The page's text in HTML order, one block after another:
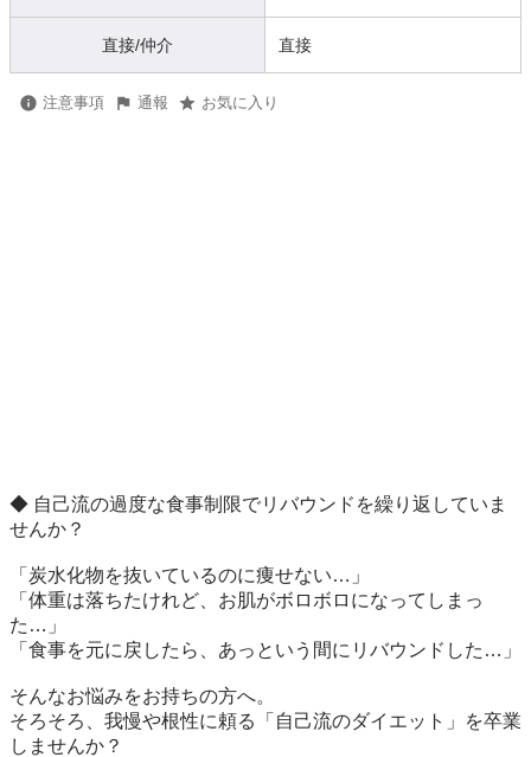
直接/仲介 直接
注意事項 通報 お気に入り
◆ 自己流の過度な食事制限でリバウンドを繰り返していま
せんか？
「炭水化物を抜いているのに痩せない…」
「体重は落ちたけれど、お肌がボロボロになってしまっ
た…」
「食事を元に戻したら、あっという間にリバウンドした…」
そんなお悩みをお持ちの方へ。
そろそろ、我慢や根性に頼る「自己流のダイエット」を卒業
しませんか？